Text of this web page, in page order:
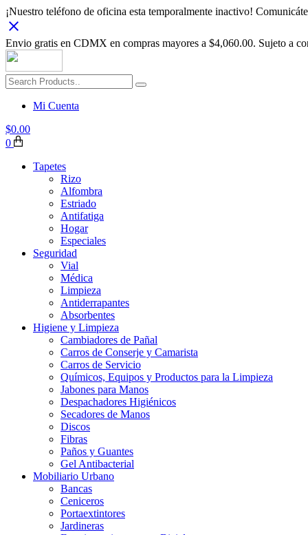
¡Nuestro teléfono de oficina esta temporalmente inactivo!
Envio gratis en CDMX en compras mayores a $4,060.00. Sujeto a
Mi Cuenta
$0.00
0
Tapetes
Rizo
Alfombra
Estriado
Antifatiga
Hogar
Especiales
Seguridad
Vial
Médica
Limpieza
Antiderrapantes
Absorbentes
Higiene y Limpieza
Cambiadores de Pañal
Carros de Conserje y Camarista
Carros de Servicio
Químicos, Equipos y Productos para la Limpieza
Jabones para Manos
Despachadores Higiénicos
Secadores de Manos
Discos
Fibras
Paños y Guantes
Gel Antibacterial
Mobiliario Urbano
Bancas
Ceniceros
Portaextintores
Jardineras